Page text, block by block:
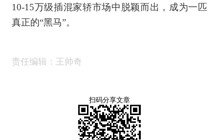
10-15万级插混家轿市场中脱颖而出，成为一匹
真正的“黑马”。
责任编辑：王帅奇
扫码分享文章